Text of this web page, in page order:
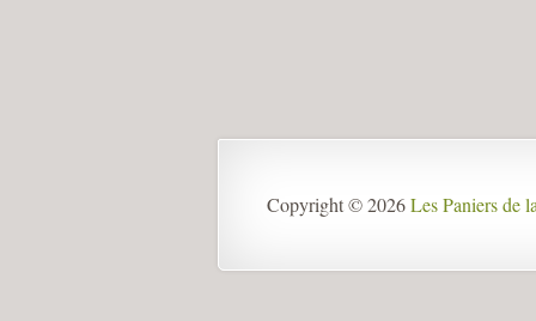
Copyright © 2026Les Paniers de